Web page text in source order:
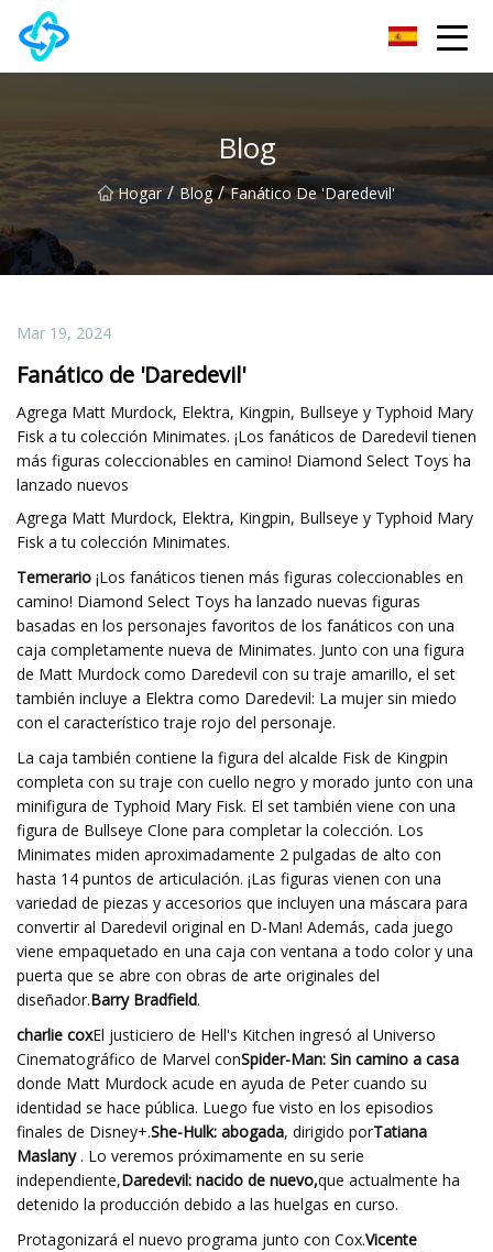
Grupo Co., Ltd de la cerradura de puerta de Chongqing UPVC
Blog
Hogar / Blog / Fanático De 'Daredevil'
Mar 19, 2024
Fanático de 'Daredevil'
Agrega Matt Murdock, Elektra, Kingpin, Bullseye y Typhoid Mary
Fisk a tu colección Minimates. ¡Los fanáticos de Daredevil tienen
más figuras coleccionables en camino! Diamond Select Toys ha
lanzado nuevos
Agrega Matt Murdock, Elektra, Kingpin, Bullseye y Typhoid Mary
Fisk a tu colección Minimates.
Temerario ¡Los fanáticos tienen más figuras coleccionables en
camino! Diamond Select Toys ha lanzado nuevas figuras
basadas en los personajes favoritos de los fanáticos con una
caja completamente nueva de Minimates. Junto con una figura
de Matt Murdock como Daredevil con su traje amarillo, el set
también incluye a Elektra como Daredevil: La mujer sin miedo
con el característico traje rojo del personaje.
La caja también contiene la figura del alcalde Fisk de Kingpin
completa con su traje con cuello negro y morado junto con una
minifigura de Typhoid Mary Fisk. El set también viene con una
figura de Bullseye Clone para completar la colección. Los
Minimates miden aproximadamente 2 pulgadas de alto con
hasta 14 puntos de articulación. ¡Las figuras vienen con una
variedad de piezas y accesorios que incluyen una máscara para
convertir al Daredevil original en D-Man! Además, cada juego
viene empaquetado en una caja con ventana a todo color y una
puerta que se abre con obras de arte originales del
diseñador.Barry Bradfield.
charlie coxEl justiciero de Hell's Kitchen ingresó al Universo
Cinematográfico de Marvel conSpider-Man: Sin camino a casa
donde Matt Murdock acude en ayuda de Peter cuando su
identidad se hace pública. Luego fue visto en los episodios
finales de Disney+.She-Hulk: abogada, dirigido porTatiana
Maslany. Lo veremos próximamente en su serie
independiente,Daredevil: nacido de nuevo,que actualmente ha
detenido la producción debido a las huelgas en curso.
Protagonizará el nuevo programa junto con Cox.Vicente